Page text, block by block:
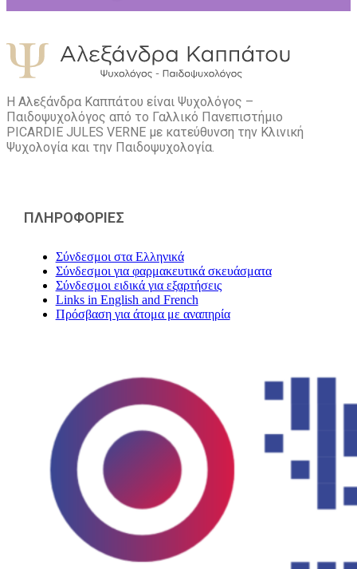
Η Αλεξάνδρα Καππάτου είναι Ψυχολόγος –
Παιδοψυχολόγος από το Γαλλικό Πανεπιστήμιο
PICARDIE JULES VERNE με κατεύθυνση την Kλινική
Ψυχολογία και την Παιδοψυχολογία.
ΠΛΗΡΟΦΟΡΙΕΣ
Σύνδεσμοι στα Ελληνικά
Σύνδεσμοι για φαρμακευτικά σκευάσματα
Σύνδεσμοι ειδικά για εξαρτήσεις
Links in English and French
Πρόσβαση για άτομα με αναπηρία